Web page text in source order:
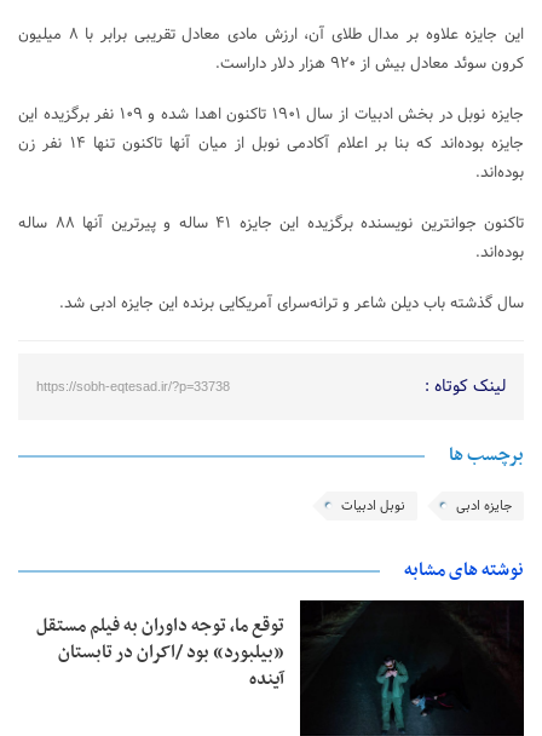
این جایزه علاوه بر مدال طلای آن، ارزش مادی معادل تقریبی برابر با ۸ میلیون
کرون سوئد معادل بیش از ۹۲۰ هزار دلار داراست.
جایزه نوبل در بخش ادبیات از سال ۱۹۰۱ تاکنون اهدا شده و ۱۰۹ نفر برگزیده این
جایزه بوده‌اند که بنا بر اعلام آکادمی نوبل از میان آنها تاکنون تنها ۱۴ نفر زن
بوده‌اند.
تاکنون جوانترین نویسنده برگزیده این جایزه ۴۱ ساله و پیرترین آنها ۸۸ ساله
بوده‌اند.
سال گذشته باب دیلن شاعر و ترانه‌سرای آمریکایی برنده این جایزه ادبی شد.
لینک کوتاه : https://sobh-eqtesad.ir/?p=33738
برچسب ها
جایزه ادبی نوبل ادبیات
نوشته های مشابه
توقع ما، توجه داوران به فیلم مستقل
«بیلبورد» بود /اکران در تابستان
آینده